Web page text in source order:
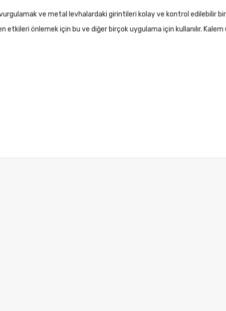
ve metal levhalardaki girintileri kolay ve kontrol edilebilir
önlemek için bu ve diğer birçok uygulama için kullanılır. Kalem